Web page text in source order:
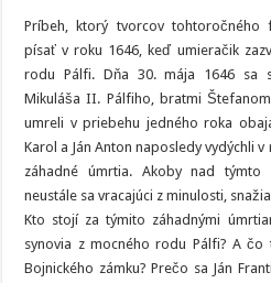
Príbeh, ktorý tvorcov tohtoročného
písať v roku 1646, keď umieračik
rodu Pálfi. Dňa 30. mája 1646 sa
Mikuláša II. Pálfiho, bratmi
umreli v priebehu jedného roka
Karol a Ján Anton naposledy vydýchli
záhadné úmrtia. Akoby nad
neustále sa vracajúci z minulosti,
Kto stojí za týmito záhadnými
synovia z mocného rodu Pálfi? A
Bojnického zámku? Prečo sa Ján